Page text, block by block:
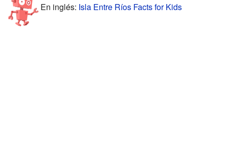
En inglés: Isla Entre Ríos Facts for Kids